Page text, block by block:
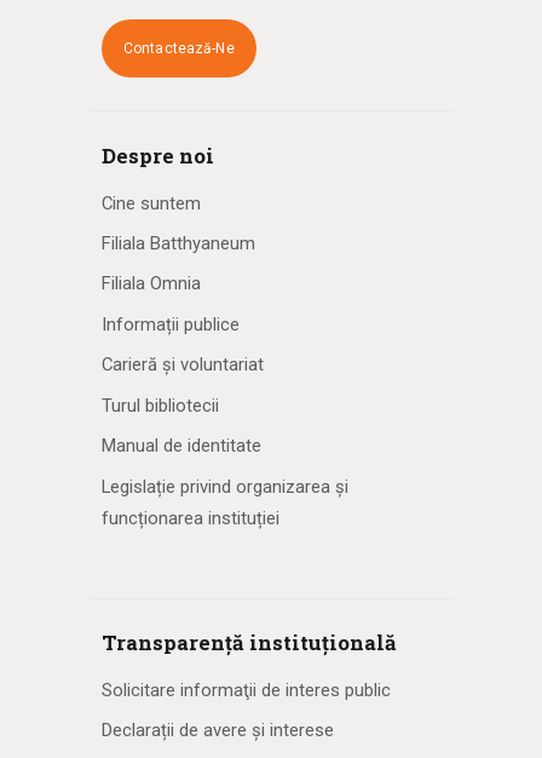
Contactează-Ne
Despre noi
Cine suntem
Filiala Batthyaneum
Filiala Omnia
Informații publice
Carieră și voluntariat
Turul bibliotecii
Manual de identitate
Legislație privind organizarea și
funcționarea instituției
Transparență instituțională
Solicitare informaţii de interes public
Declarații de avere și interese